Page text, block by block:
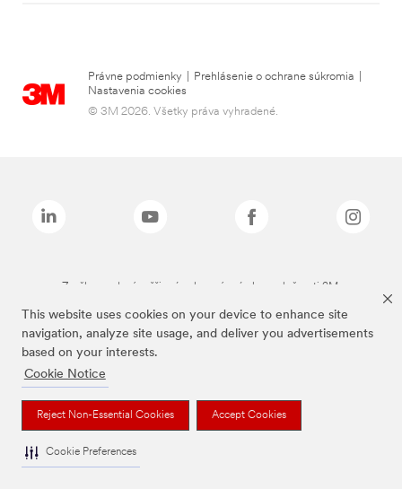
This website uses cookies on your device to enhance site
navigation, analyze site usage, and deliver you advertisements
based on your interests.
Cookie Notice
Reject Non-Essential Cookies Accept Cookies
Cookie Preferences
Právne podmienky Prehlásenie o ochrane súkromia
Nastavenia cookies
© 3M 2026. Všetky práva vyhradené.
Značky uvedené vyššie sú ochranné známky spoločnosti 3M.